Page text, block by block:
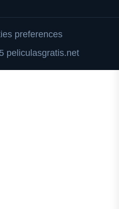
preferences
peliculasgratis.net